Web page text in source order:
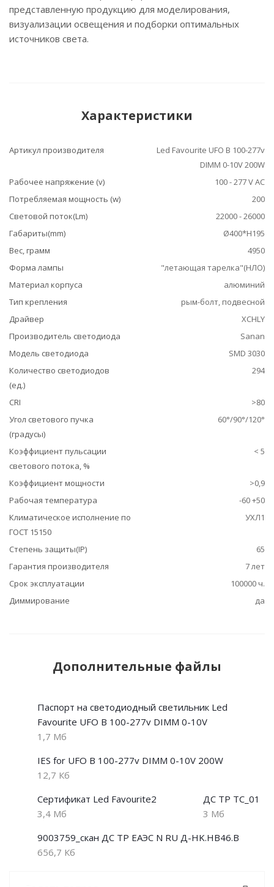
представленную продукцию для моделирования,
визуализации освещения и подборки оптимальных
источников света.
Характеристики
Артикул производителя
Led Favourite UFO B 100-277v
DIMM 0-10V 200W
Рабочее напряжение (v)
100 - 277 V AC
Потребляемая мощность (w)
200
Световой поток(Lm)
22000 - 26000
Габариты(mm)
Ø400*H195
Вес, грамм
4950
Форма лампы
"летающая тарелка"(НЛО)
Материал корпуса
алюминий
Тип крепления
рым-болт, подвесной
Драйвер
XCHLY
Производитель светодиода
Sanan
Модель светодиода
SMD 3030
Количество светодиодов
(ед.)
294
CRI
>80
Угол светового пучка
(градусы)
60°/90°/120°
Коэффициент пульсации
светового потока, %
< 5
Коэффициент мощности
>0,9
Рабочая температура
-60 +50
Климатическое исполнение по
ГОСТ 15150
УХЛ1
Степень защиты(IP)
65
Гарантия производителя
7 лет
Срок эксплуатации
100000 ч.
Диммирование
да
Дополнительные файлы
Паспорт на светодиодный светильник Led
Favourite UFO B 100-277v DIMM 0-10V
1,7 Мб
IES for UFO B 100-277v DIMM 0-10V 200W
12,7 Кб
Сертификат Led Favourite2
3,4 Мб
ДС ТР ТС_01
3 Мб
9003759_скан ДС ТР ЕАЭС N RU Д-HK.НВ46.В
656,7 Кб